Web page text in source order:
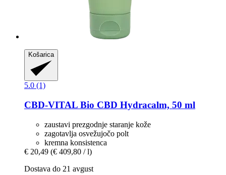
Košarica
5.0 (1)
CBD-VITAL Bio CBD Hydracalm, 50 ml
zaustavi prezgodnje staranje kože
zagotavlja osvežujočo polt
kremna konsistenca
€ 20,49 (€ 409,80 / l)
Dostava do 21 avgust